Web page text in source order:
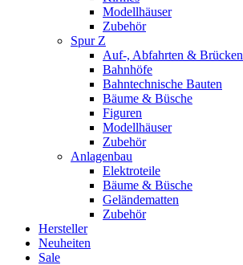
Modellhäuser
Zubehör
Spur Z
Auf-, Abfahrten & Brücken
Bahnhöfe
Bahntechnische Bauten
Bäume & Büsche
Figuren
Modellhäuser
Zubehör
Anlagenbau
Elektroteile
Bäume & Büsche
Geländematten
Zubehör
Hersteller
Neuheiten
Sale